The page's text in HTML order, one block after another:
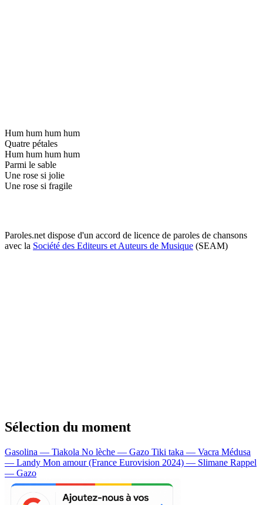
Hum hum hum hum
Quatre pétales
Hum hum hum hum
Parmi le sable
Une rose si jolie
Une rose si fragile
Paroles.net dispose d'un accord de licence de paroles de chansons
avec la Société des Editeurs et Auteurs de Musique (SEAM)
Sélection du moment
Gasolina — Tiakola No lèche — Gazo Tiki taka — Vacra Médusa
— Landy Mon amour (France Eurovision 2024) — Slimane Rappel
— Gazo